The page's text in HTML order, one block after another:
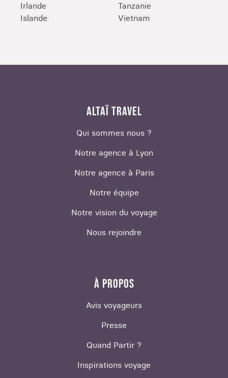
Irlande
Islande
Tanzanie
Vietnam
ALTAÏ TRAVEL
Qui sommes nous ?
Notre agence à Lyon
Notre agence à Paris
Notre équipe
Notre vision du voyage
Nous rejoindre
À PROPOS
Avis voyageurs
Presse
Quand Partir ?
Inspirations voyage